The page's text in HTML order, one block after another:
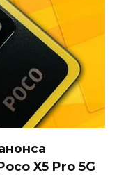
X5 Pro 5G